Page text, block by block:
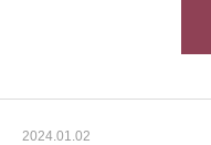
2024.01.02